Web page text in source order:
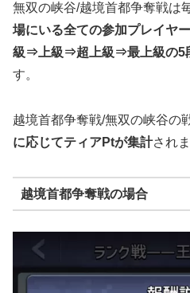
無双の峡谷/越境首都争奪戦は
場にいる全ての参加プレイヤ
級⇒上級⇒超上級⇒最上級の5
す。
越境首都争奪戦/無双の峡谷の
に応じてティアPtが集計されま
越境首都争奪戦の場合